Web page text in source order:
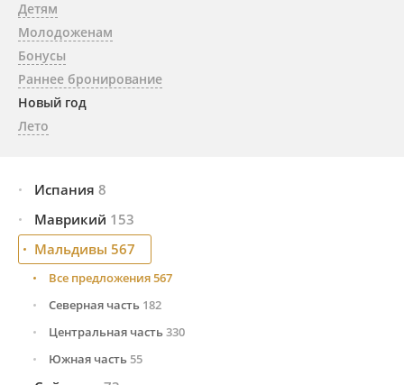
Детям
Молодоженам
Бонусы
Раннее бронирование
Новый год
Лето
Испания 8
Все предложения
Малага и побережье Коста-дель-Соль
Тенерифе (Канарские о-ва)
Маврикий 153
Все предложения
Восточное побережье
Западное побережье
Северное побережье65
Южное побережье
Мальдивы 567
Все предложения567
Северная часть 182
Центральная часть330
Южная часть 55